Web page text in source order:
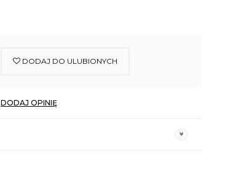
DODAJ DO ULUBIONYCH
DODAJ OPINIĘ